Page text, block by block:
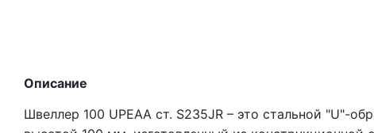
Описание
Швеллер 100 UPEAA ст. S235JR – это стальной "U"-